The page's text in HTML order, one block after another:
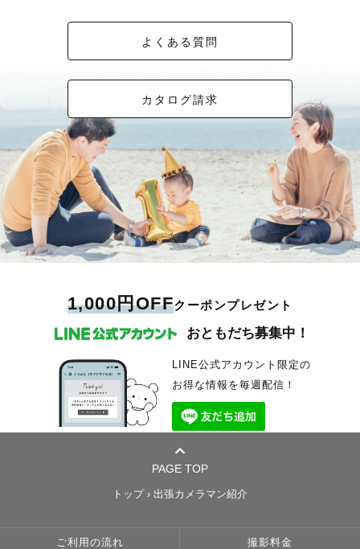
また、北海道ボールパークFビレッジ（エスコンフィールド）での撮影も
「温かさ」と「しっかり感」の両方を大切に、シーンに合わせて撮影いた
安心して任せていただけるように、最後まで寄り添いながら素敵な一枚を
お届けします🌙
―――
✎ 撮影のジャンル
👪 ファミリー撮影
・お誕生日／お宮参り／お食い初め
・七五三／入園入学／卒園卒業
・マタニティ／日常フォト
・ニューボーンフォト
・前撮り・後撮り・カップル撮影
・プロフィール写真
・ご旅行同行撮影
・イベント・法人撮影（会社プロフィール・広告用など）
・エスコンフィールドでの撮影
シャボン玉、黒板、カチンコ、ベール、
ウェディングドレスも貸し出し可能なのでご希望であればお申し付けくだ
日本の最北端、北海道の利尻島という小さな島出身です。
現在は神戸に住んでおりますが、関西を中心に全国各地へ撮影に伺ってい
フレンドリーな人柄とよく言っていただけます。当日は安心して現地まで
プロフィール写真の印象とは違って陽気な人間です😂
＿＿＿＿＿＿＿＿＿＿＿＿＿＿＿＿＿＿＿＿＿＿
３.予約・撮影について
💡下記、大切なお願いごとです。
①公式HPにもありますように撮影に利用する公園や神社へ 外部のカメラ
マンを呼んでの商用撮影が可能かどうかのご確認を予めゲスト様へお願い
しております。
（HPに記載がある場合でも、最新の情報をご確認頂きたいためお電話に
て確認をお願いします。） 申請が必要な撮影地もある為、早め(2週間前
ぐらい)のご予約がお勧めです。
兵庫/大阪/京都/奈良
この４府県であれば交通費かからない場所がほとんどです。
※移動は基本的に交通機関を用いるため車でしかいけない場所での撮影
は要相談となります。 滋賀県、和歌山県南部でご希望の方は必ず予め公式
また、全てのゲストへ一度下記の私の公式LINEにてお問い合わせをいただ
いた上でご予約していただくことをお勧めしております。
◎小物はゲストさまにご準備をお願いしております。アドバイスは出来ま
すのでご相談ください！
わせもおすすめしておりますので希望の方はLINEにてお申し付けください
おいて指示書などは簡単に（ない方が）ファミリーフォトは順調に進むこ
◎７５枚納品のところ、１００枚以上納品は必ずお約束いたします。撮影
平日は認定こども園に勤務しているため、基本撮影対応ができません。ま
た、お返事も遅くなることが多いのでご了承ください。
ぜひお気軽にご相談ください😊
SNS掲載OKの方に限り、指名料を3,000円割引させていただきます！
詳しくはご依頼いただき、撮影詳細を決める中で「指名料割引」とお伝え
ください💡
記念日やお祝い事は一年に何度も訪れますが、
自撮りでピースの写真も、
家族で撮り合う写真ももちろん良いですが、
「皆で顔を見合わせ、楽しく話している瞬間」
「一緒に美味しいものを共有している時間」
「転んだお子様をあやすパパママの様子」
その日あったすべての瞬間を思い出せるような写真を残せるよう、
事前のヒアリングも丁寧に行なっています。
ご家族での写真はもちろん、
学生さん、ご夫婦、お一人様の大切な瞬間も、
心を込めて寄り添いながらヒアリングから撮影までお手伝いします。
安心してご依頼ください🌿
˗ˏˋ 撮影が不安なママパパへ ˎˊ˗
障害を持つお子様の支援施設で6年勤務しています👧🏻
2歳〜18歳までの幅広い年齢、個性いっぱいのお子様と
「発語がない」
「極度の人見知りさん」
「癇癪持ちさん」など…
またお子様の好きな場所へ一緒に移動して撮影ができるので、特性を持っ
ご家族のどんな姿も綺麗に残します📸
よくある質問
カタログ請求
1,000円OFFクーポンプレゼント
おともだち募集中！
LINE公式アカウント限定の
お得な情報を毎週配信！
PAGE TOP
トップ› 出張カメラマン紹介
ご利用の流れ 撮影料金